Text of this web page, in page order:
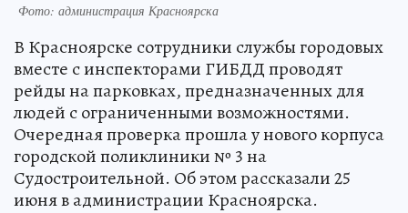
Фото: администрация Красноярска
В Красноярске сотрудники службы городовых
вместе с инспекторами ГИБДД проводят
рейды на парковках, предназначенных для
людей с ограниченными возможностями.
Очередная проверка прошла у нового корпуса
городской поликлиники № 3 на
Судостроительной. Об этом рассказали 25
июня в администрации Красноярска.